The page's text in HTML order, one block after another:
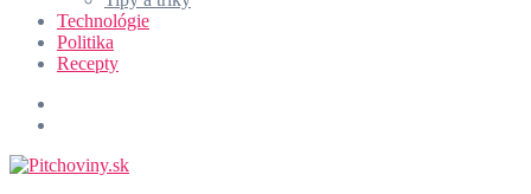
Technológie
Politika
Recepty